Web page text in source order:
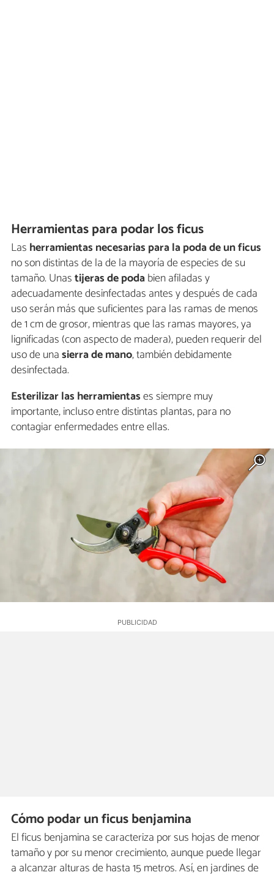
Herramientas para podar los ficus
Las herramientas necesarias para la poda de un ficus
no son distintas de la de la mayoría de especies de su
tamaño. Unastijeras de podabien afiladas y
adecuadamente desinfectadas antes y después de cada
uso serán más que suficientes para las ramas de menos
de 1 cm de grosor, mientras que las ramas mayores, ya
lignificadas (con aspecto de madera), pueden requerir del
uso de unasierra de mano, también debidamente
desinfectada.
Esterilizar las herramientases siempre muy
importante, incluso entre distintas plantas, para no
contagiar enfermedades entre ellas.
Cómo podar un ficus benjamina
El ficus benjamina se caracteriza por sus hojas de menor
tamaño y por su menor crecimiento, aunque puede llegar
a alcanzar alturas de hasta 15 metros. Así, en jardines de